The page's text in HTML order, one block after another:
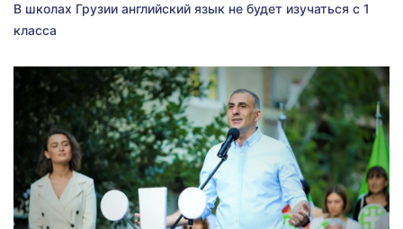
В школах Грузии английский язык не будет изучаться с 1
класса